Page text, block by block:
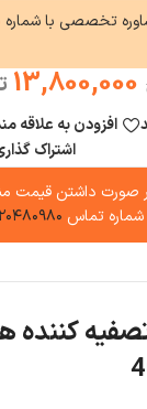
تخصصی با شماره
13,800,000
افزودن به علاقه
اشتراک
صورت داشتن قیمت
شماره تماس
کننده